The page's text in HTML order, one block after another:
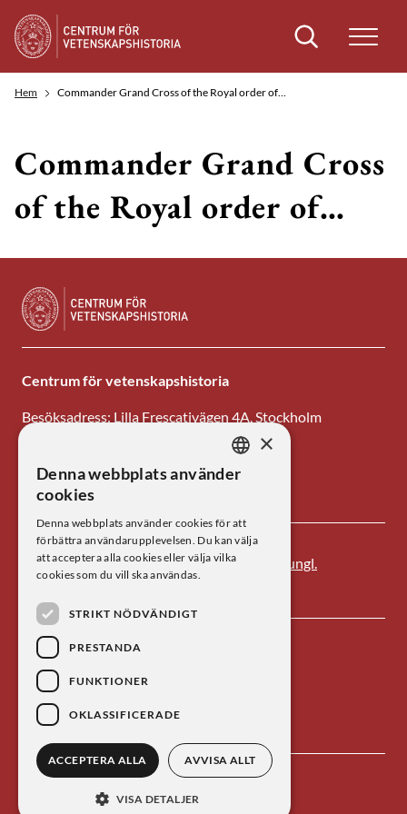
Sök
Hem Commander Grand Cross of the Royal order of…
Commander Grand Cross
of the Royal order of…
Centrum för vetenskapshistoria
Besöksadress: Lilla Frescativägen 4A, Stockholm
E-post: centrum@kva.se
Kontakta oss
Centrum för vetenskapshistoria är ett av
Kungl.
Vetenskapsakademiens forskningsinstitut.
SWEDISH
×
Denna webbplats använder
cookies
Denna webbplats använder cookies för att
förbättra användarupplevelsen. Du kan välja
att acceptera alla cookies eller välja vilka
cookies som du vill ska användas.
STRIKT NÖDVÄNDIGT
PRESTANDA
FUNKTIONER
OKLASSIFICERADE
ACCEPTERA ALLA AVVISA ALLT
VISA DETALJER